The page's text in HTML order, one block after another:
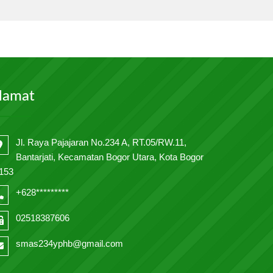
Jl. Raya Pajajaran No.234 A, RT.05/RW.11,
Bantarjati, Kecamatan Bogor Utara, Kota Bogor
+628*********
02518387606
smas234yphb@gmail.com